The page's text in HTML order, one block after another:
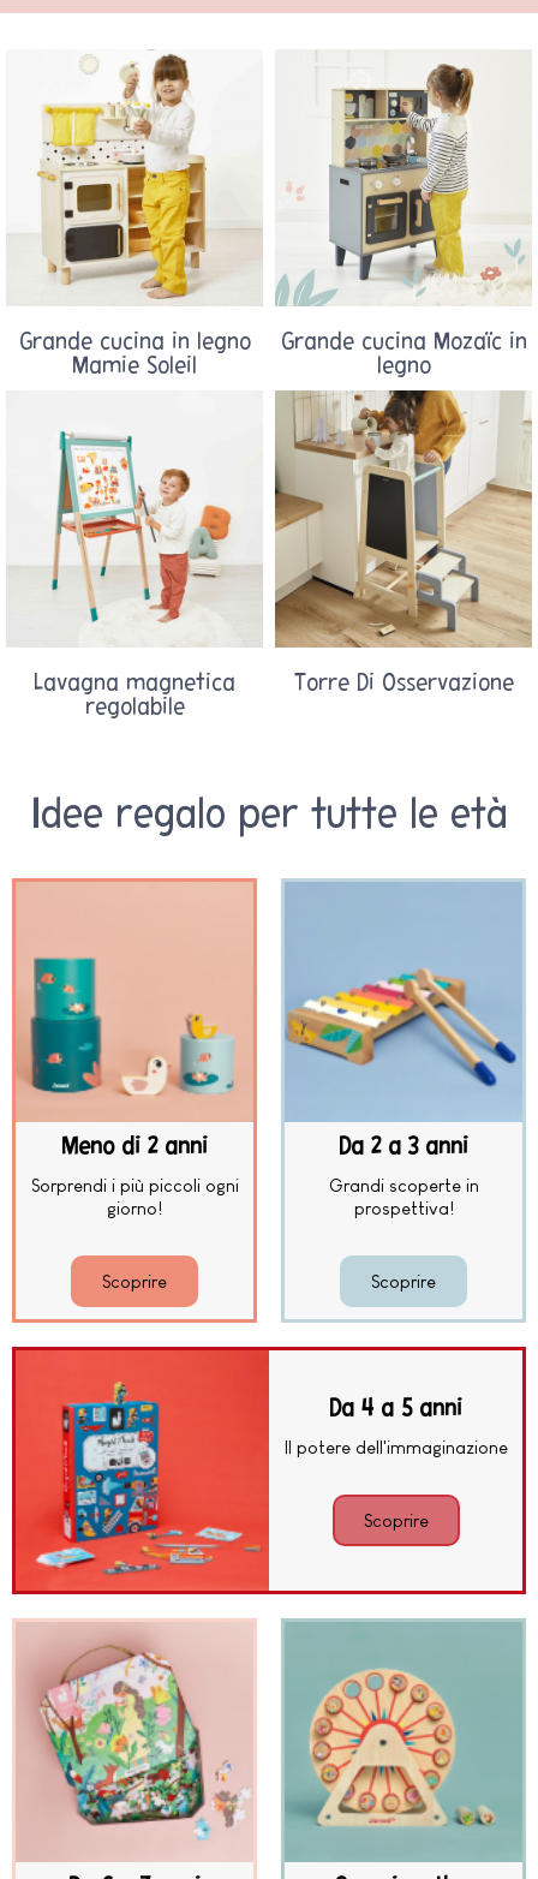
Grande cucina in legno
Mamie Soleil
Grande cucina Mozaïc in
legno
Lavagna magnetica
regolabile
Torre Di Osservazione
Idee regalo per tutte le età
Meno di 2 anni
Sorprendi i più piccoli ogni
giorno!
Scoprire
Da 2 a 3 anni
Grandi scoperte in
prospettiva!
Scoprire
Da 4 a 5 anni
Il potere dell'immaginazione
Scoprire